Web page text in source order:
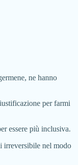
ne hanno
per farmi
essere più inclusiva.
irreversibile nel modo